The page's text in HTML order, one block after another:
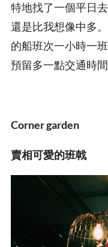
特地找了一個平日
還是比我想像中多
的船班次一小時一
預留多一點交通時間
Corner garden
賣相可愛的班戟